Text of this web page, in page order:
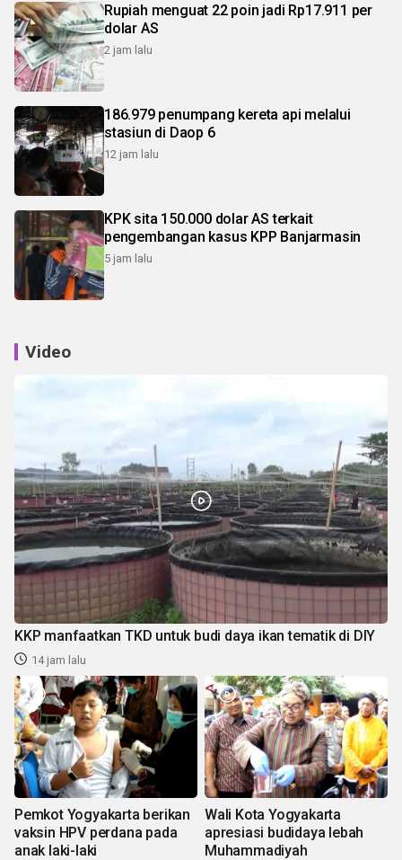
Rupiah menguat 22 poin jadi Rp17.911 per
dolar AS
2 jam lalu
186.979 penumpang kereta api melalui
stasiun di Daop 6
12 jam lalu
KPK sita 150.000 dolar AS terkait
pengembangan kasus KPP Banjarmasin
5 jam lalu
Video
KKP manfaatkan TKD untuk budi daya ikan tematik di DIY
14 jam lalu
Pemkot Yogyakarta berikan
vaksin HPV perdana pada
anak laki-laki
Wali Kota Yogyakarta
apresiasi budidaya lebah
Muhammadiyah